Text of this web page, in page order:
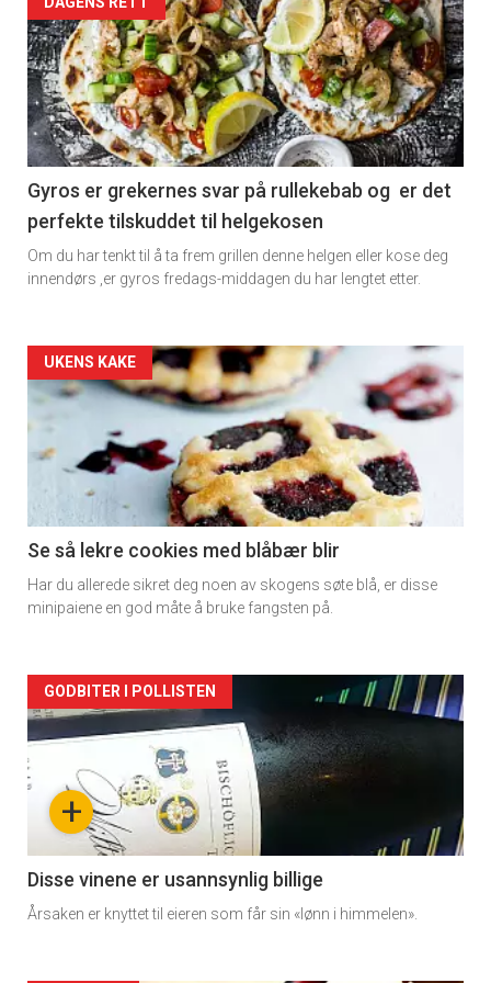
Artikler
detail
-
section
11
Gyros er grekernes svar på rullekebab og er det
perfekte tilskuddet til helgekosen
Om du har tenkt til å ta frem grillen denne helgen eller kose deg
innendørs ,er gyros fredags-middagen du har lengtet etter.
Artikler
detail
-
section
11
Dagens
UKENS KAKE
Se så lekre cookies med blåbær blir
Har du allerede sikret deg noen av skogens søte blå, er disse
minipaiene en god måte å bruke fangsten på.
Artikler
detail
-
section
11
Dagens
rett
+
GODBITER I POLLISTEN
Disse vinene er usannsynlig billige
Årsaken er knyttet til eieren som får sin «lønn i himmelen».